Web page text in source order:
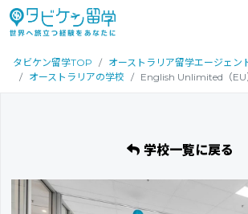
タビケン留学TOP
オーストラリア留学エージェン
オーストラリアの学校
English Unlimited（
学校一覧に戻る